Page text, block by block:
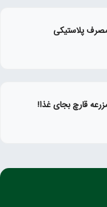
پلاستیکی
قارچ بجای غذا!